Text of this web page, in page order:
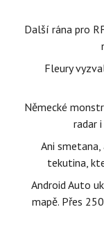
Další rána pro
Fleury
Německé
radar
Ani
tekutina,
Android Auto
mapě. Přes